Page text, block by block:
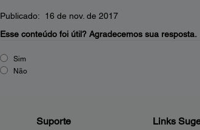
Publicado: 16 de nov. de 2017
Esse conteúdo foi útil? Agradecemos sua resposta.
Sim
Não
Suporte Links